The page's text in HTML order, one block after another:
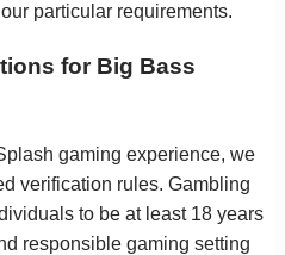
particular requirements.
for Big Bass
gaming experience, we
verification rules. Gambling
to be at least 18 years
responsible gaming setting